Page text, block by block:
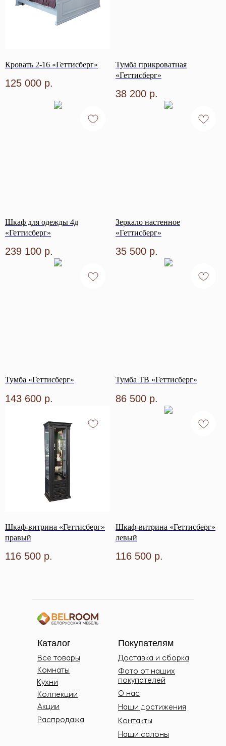
Кровать 2-16 «Геттисберг»
125 000 р.
Тумба прикроватная
«Геттисберг»
38 200 р.
Шкаф для одежды 4д
«Геттисберг»
239 100 р.
Зеркало настенное
«Геттисберг»
35 500 р.
Тумба «Геттисберг»
143 600 р.
Тумба ТВ «Геттисберг»
86 500 р.
Шкаф-витрина «Геттисберг»
правый
116 500 р.
Шкаф-витрина «Геттисберг»
левый
116 500 р.
Все товары
Комнаты
Коллекции
Акции
Распродажа
Покупателям
Каталог
Доставка и сборка
Фото от наших
покупателей
О нас
Контакты
Наши салоны
Наши достижения
Кухни